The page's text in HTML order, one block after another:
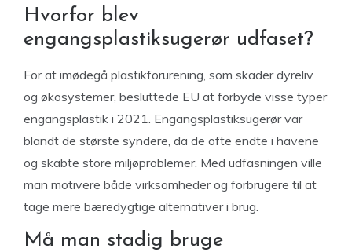
Hvorfor blev
engangsplastiksugerør udfaset?
For at imødegå plastikforurening, som skader dyreliv
og økosystemer, besluttede EU at forbyde visse typer
engangsplastik i 2021. Engangsplastiksugerør var
blandt de største syndere, da de ofte endte i havene
og skabte store miljøproblemer. Med udfasningen ville
man motivere både virksomheder og forbrugere til at
tage mere bæredygtige alternativer i brug.
Må man stadig bruge